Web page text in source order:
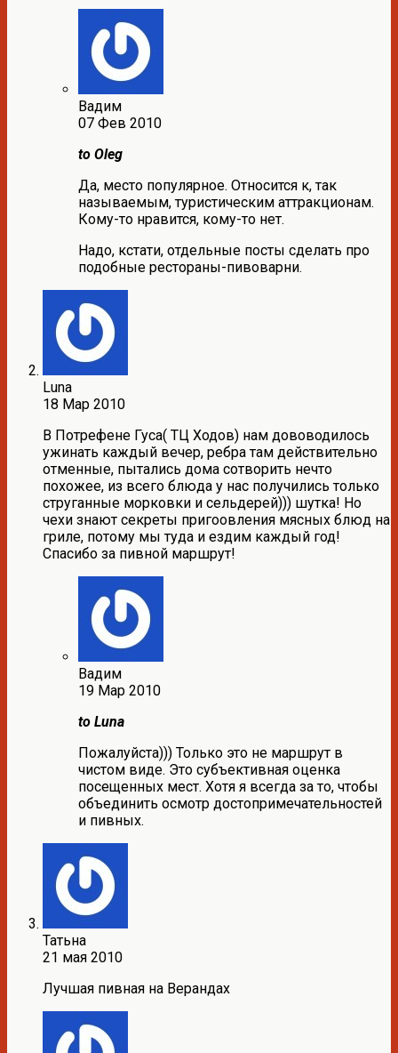
Вадим
07 Фев 2010
to Oleg
Да, место популярное. Относится к, так
называемым, туристическим аттракционам.
Кому-то нравится, кому-то нет.
Надо, кстати, отдельные посты сделать про
подобные рестораны-пивоварни.
Luna
18 Мар 2010
В Потрефене Гуса( ТЦ Ходов) нам дововодилось
ужинать каждый вечер, ребра там действительно
отменные, пытались дома сотворить нечто
похожее, из всего блюда у нас получились только
струганные морковки и сельдерей))) шутка! Но
чехи знают секреты пригоовления мясных блюд на
гриле, потому мы туда и ездим каждый год!
Спасибо за пивной маршрут!
Вадим
19 Мар 2010
to Luna
Пожалуйста))) Только это не маршрут в
чистом виде. Это субъективная оценка
посещенных мест. Хотя я всегда за то, чтобы
объединить осмотр достопримечательностей
и пивных.
Татьна
21 мая 2010
Лучшая пивная на Верандах